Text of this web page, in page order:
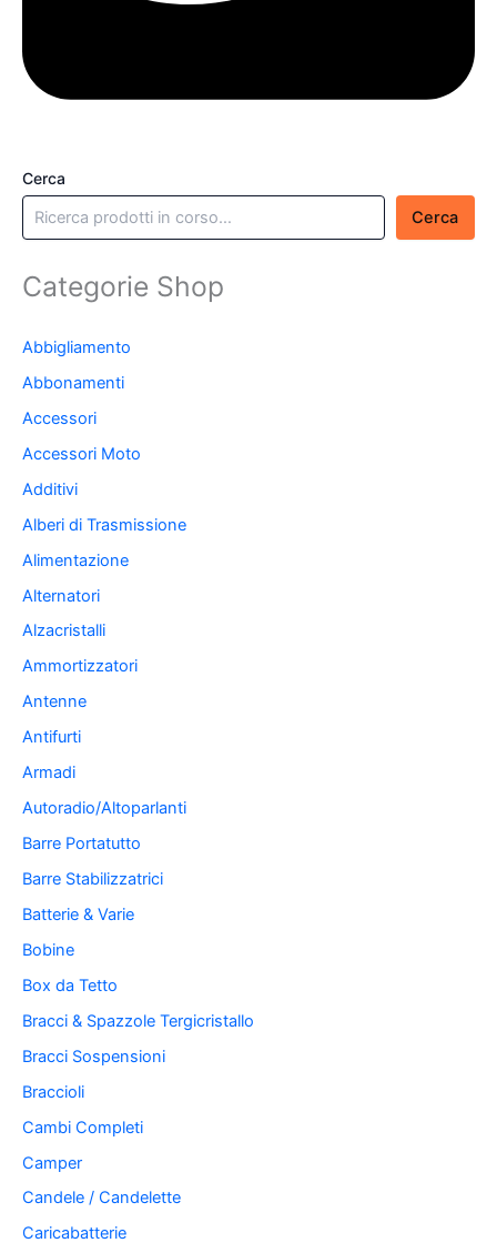
Cerca
Cerca
Categorie Shop
Abbigliamento
Abbonamenti
Accessori
Accessori Moto
Additivi
Alberi di Trasmissione
Alimentazione
Alternatori
Alzacristalli
Ammortizzatori
Antenne
Antifurti
Armadi
Autoradio/Altoparlanti
Barre Portatutto
Barre Stabilizzatrici
Batterie & Varie
Bobine
Box da Tetto
Bracci & Spazzole Tergicristallo
Bracci Sospensioni
Braccioli
Cambi Completi
Camper
Candele / Candelette
Caricabatterie